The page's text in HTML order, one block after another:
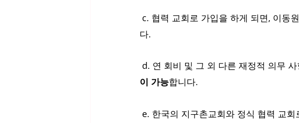
c. 협력 교회로 가입을 하게 되면, 이동
다.
d. 연 회비 및 그 외 다른 재정적 의무
이 가능합니다.
e. 한국의 지구촌교회와 정식 협력 교회